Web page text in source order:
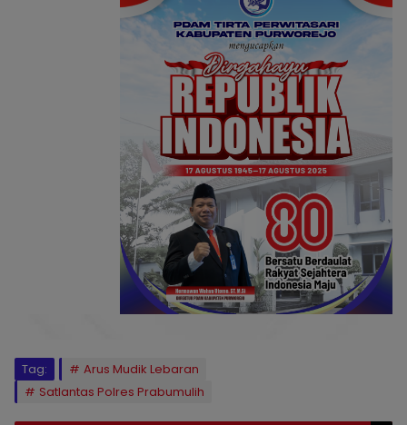
Tag:
Arus Mudik Lebaran
Satlantas Polres Prabumulih